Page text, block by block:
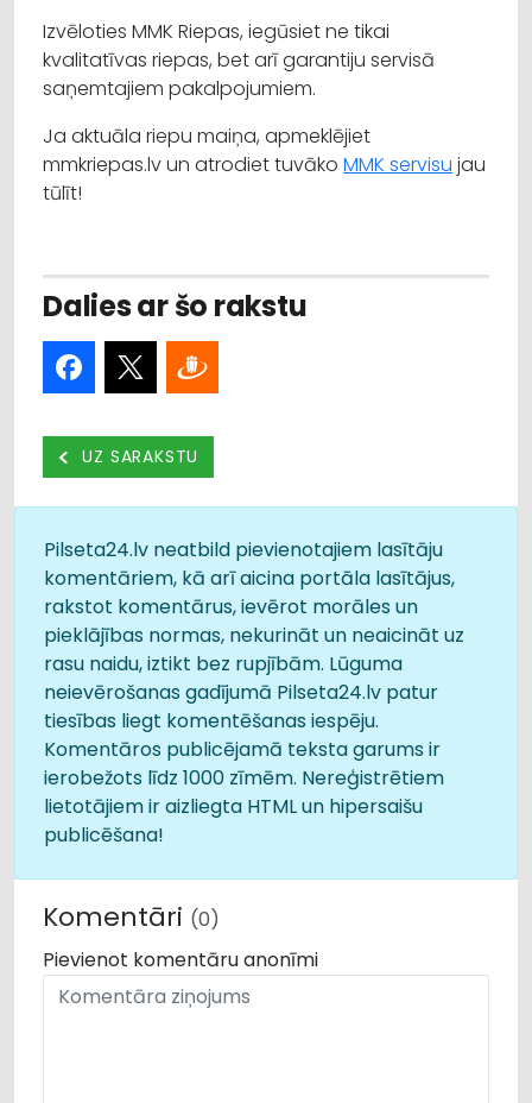
Izvēloties MMK Riepas, iegūsiet ne tikai
kvalitatīvas riepas, bet arī garantiju servisā
saņemtajiem pakalpojumiem.
Ja aktuāla riepu maiņa, apmeklējiet
mmkriepas.lv un atrodiet tuvāko MMK servisu jau
tūlīt!
Dalies ar šo rakstu
UZ SARAKSTU
Pilseta24.lv neatbild pievienotajiem lasītāju
komentāriem, kā arī aicina portāla lasītājus,
rakstot komentārus, ievērot morāles un
pieklājības normas, nekurināt un neaicināt uz
rasu naidu, iztikt bez rupjībām. Lūguma
neievērošanas gadījumā Pilseta24.lv patur
tiesības liegt komentēšanas iespēju.
Komentāros publicējamā teksta garums ir
ierobežots līdz 1000 zīmēm. Nereģistrētiem
lietotājiem ir aizliegta HTML un hipersaišu
publicēšana!
Komentāri (0)
Pievienot komentāru anonīmi